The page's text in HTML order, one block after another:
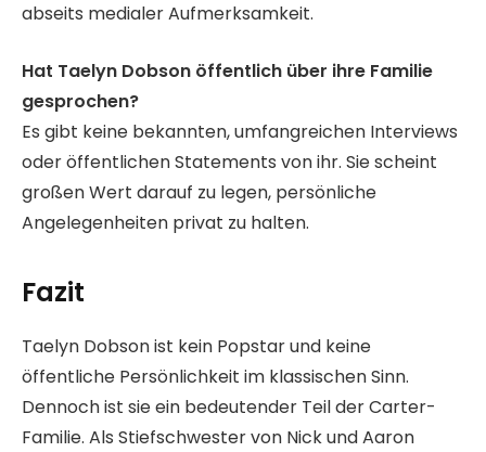
abseits medialer Aufmerksamkeit.
Hat Taelyn Dobson öffentlich über ihre Familie
gesprochen?
Es gibt keine bekannten, umfangreichen Interviews
oder öffentlichen Statements von ihr. Sie scheint
großen Wert darauf zu legen, persönliche
Angelegenheiten privat zu halten.
Fazit
Taelyn Dobson ist kein Popstar und keine
öffentliche Persönlichkeit im klassischen Sinn.
Dennoch ist sie ein bedeutender Teil der Carter-
Familie. Als Stiefschwester von Nick und Aaron